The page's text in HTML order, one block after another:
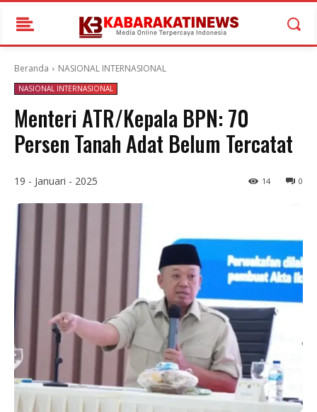
Beranda NASIONAL INTERNASIONAL
NASIONAL INTERNASIONAL
Menteri ATR/Kepala BPN: 70
Persen Tanah Adat Belum Tercatat
19 - Januari - 2025 0
14